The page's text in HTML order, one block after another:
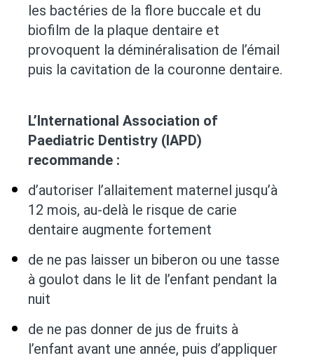
les bactéries de la flore buccale et du
biofilm de la plaque dentaire et
provoquent la déminéralisation de l’émail
puis la cavitation de la couronne dentaire.
L’International Association of
Paediatric Dentistry (IAPD)
recommande :
d’autoriser l’allaitement maternel jusqu’à
12 mois, au-delà le risque de carie
dentaire augmente fortement
de ne pas laisser un biberon ou une tasse
à goulot dans le lit de l’enfant pendant la
nuit
de ne pas donner de jus de fruits à
l’enfant avant une année, puis d’appliquer